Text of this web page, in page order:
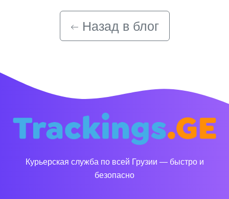
Назад в блог
Курьерская служба по всей Грузии — быстро и
безопасно